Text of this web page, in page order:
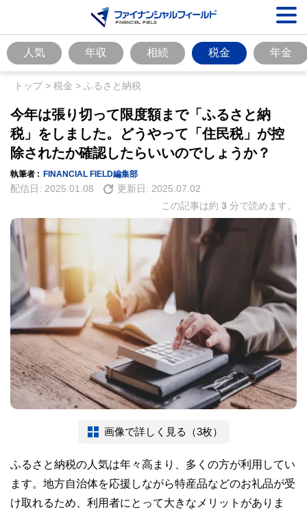
人気 年収 相続 税金 年金
トップ> 税金 > ふるさと納税
今年は張り切って限度額まで「ふるさと納
税」をしました。どうやって「住民税」が控
除されたか確認したらいいのでしょうか？
執筆者 : FINANCIAL FIELD編集部
配信日: 2025.01.08 更新日: 2025.07.02
この記事は約 3 分で読めます。
画像で詳しく見る（3枚）
ふるさと納税の人気は年々高まり、多くの方が利用してい
ます。地方自治体を応援しながら特産品などのお礼品が受
け取れるため、利用者にとって大きなメリットがありま